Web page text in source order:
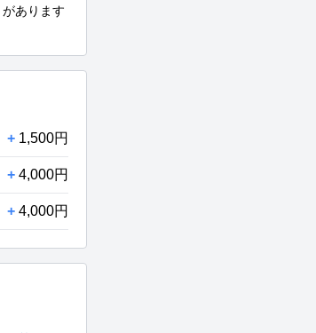
あります
+ 1,500円
+ 4,000円
+ 4,000円